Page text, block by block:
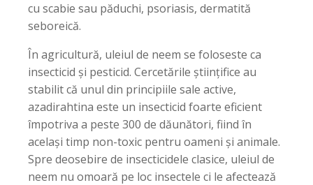
cu scabie sau păduchi, psoriasis, dermatită
seboreică.
În agricultură, uleiul de neem se foloseste ca
insecticid și pesticid. Cercetările științifice au
stabilit că unul din principiile sale active,
azadirahtina este un insecticid foarte eficient
împotriva a peste 300 de dăunători, fiind în
același timp non-toxic pentru oameni și animale.
Spre deosebire de insecticidele clasice, uleiul de
neem nu omoară pe loc insectele ci le afectează